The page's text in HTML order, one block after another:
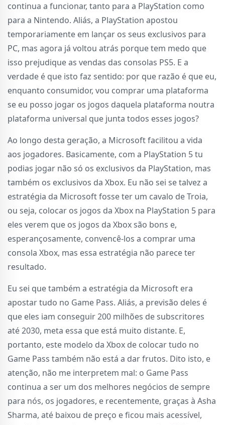
continua a funcionar, tanto para a PlayStation como
para a Nintendo. Aliás, a PlayStation apostou
temporariamente em lançar os seus exclusivos para
PC, mas agora já voltou atrás porque tem medo que
isso prejudique as vendas das consolas PS5. E a
verdade é que isto faz sentido: por que razão é que eu,
enquanto consumidor, vou comprar uma plataforma
se eu posso jogar os jogos daquela plataforma noutra
plataforma universal que junta todos esses jogos?
Ao longo desta geração, a Microsoft facilitou a vida
aos jogadores. Basicamente, com a PlayStation 5 tu
podias jogar não só os exclusivos da PlayStation, mas
também os exclusivos da Xbox. Eu não sei se talvez a
estratégia da Microsoft fosse ter um cavalo de Troia,
ou seja, colocar os jogos da Xbox na PlayStation 5 para
eles verem que os jogos da Xbox são bons e,
esperançosamente, convencê-los a comprar uma
consola Xbox, mas essa estratégia não parece ter
resultado.
Eu sei que também a estratégia da Microsoft era
apostar tudo no Game Pass. Aliás, a previsão deles é
que eles iam conseguir 200 milhões de subscritores
até 2030, meta essa que está muito distante. E,
portanto, este modelo da Xbox de colocar tudo no
Game Pass também não está a dar frutos. Dito isto, e
atenção, não me interpretem mal: o Game Pass
continua a ser um dos melhores negócios de sempre
para nós, os jogadores, e recentemente, graças à Asha
Sharma, até baixou de preço e ficou mais acessível,